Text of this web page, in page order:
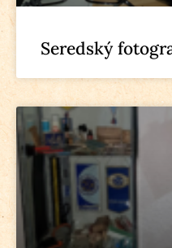
Seredský